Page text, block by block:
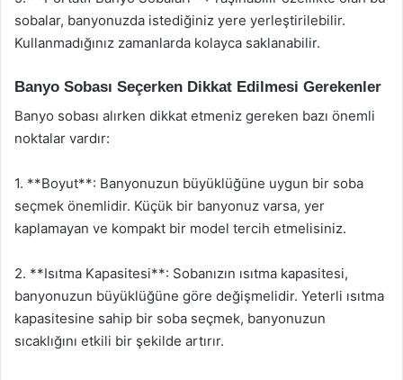
sobalar, banyonuzda istediğiniz yere yerleştirilebilir.
Kullanmadığınız zamanlarda kolayca saklanabilir.
Banyo Sobası Seçerken Dikkat Edilmesi Gerekenler
Banyo sobası alırken dikkat etmeniz gereken bazı önemli
noktalar vardır:
1. **Boyut**: Banyonuzun büyüklüğüne uygun bir soba
seçmek önemlidir. Küçük bir banyonuz varsa, yer
kaplamayan ve kompakt bir model tercih etmelisiniz.
2. **Isıtma Kapasitesi**: Sobanızın ısıtma kapasitesi,
banyonuzun büyüklüğüne göre değişmelidir. Yeterli ısıtma
kapasitesine sahip bir soba seçmek, banyonuzun
sıcaklığını etkili bir şekilde artırır.